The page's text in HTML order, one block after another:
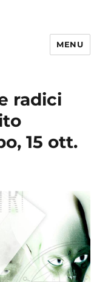
MENU
radici
15 ott.